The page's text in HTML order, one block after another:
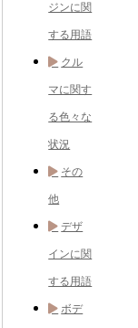
ジンに関
する用語
クル
マに関す
る色々な
状況
その
他
デザ
インに関
する用語
ボデ